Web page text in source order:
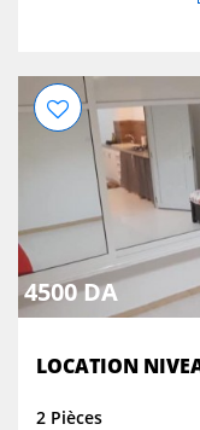
4500 DA
LOCATION
2 Pièces